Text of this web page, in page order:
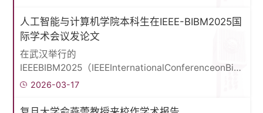
告会。机械与材料工程学院党委书记王文革主持报告
会。在报告中，宋瑾教授以通俗的语言、典型的作
品，生动讲解了歌曲中词与曲的相互阐释、相互生发
的和谐关系。他指出，从声音的流变来说，好的作品
都体现了统一中有变化、变化中有...
人工智能与计算机学院本科生在IEEE-BIBM2025国
际学术会议发论文
在武汉举行的
IEEEBIBM2025（
国际学术会议上，我校人工智能与计算机学院乔梦宇
《
2026-03-17